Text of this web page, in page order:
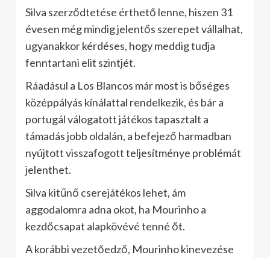
Silva szerződtetése érthető lenne, hiszen 31
évesen még mindig jelentős szerepet vállalhat,
ugyanakkor kérdéses, hogy meddig tudja
fenntartani elit szintjét.
Ráadásul a Los Blancos már most is bőséges
középpályás kínálattal rendelkezik, és bár a
portugál válogatott játékos tapasztalt a
támadás jobb oldalán, a befejező harmadban
nyújtott visszafogott teljesítménye problémát
jelenthet.
Silva kitűnő cserejátékos lehet, ám
aggodalomra adna okot, ha Mourinho a
kezdőcsapat alapkövévé tenné őt.
A korábbi vezetőedző, Mourinho kinevezése